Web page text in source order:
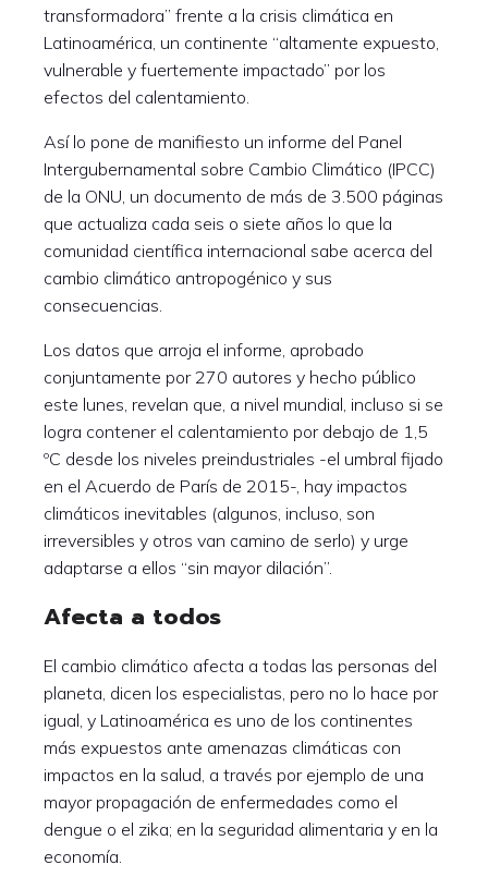
transformadora” frente a la crisis climática en
Latinoamérica, un continente “altamente expuesto,
vulnerable y fuertemente impactado” por los
efectos del calentamiento.
Así lo pone de manifiesto un informe del Panel
Intergubernamental sobre Cambio Climático (IPCC)
de la ONU, un documento de más de 3.500 páginas
que actualiza cada seis o siete años lo que la
comunidad científica internacional sabe acerca del
cambio climático antropogénico y sus
consecuencias.
Los datos que arroja el informe, aprobado
conjuntamente por 270 autores y hecho público
este lunes, revelan que, a nivel mundial, incluso si se
logra contener el calentamiento por debajo de 1,5
ºC desde los niveles preindustriales -el umbral fijado
en el Acuerdo de París de 2015-, hay impactos
climáticos inevitables (algunos, incluso, son
irreversibles y otros van camino de serlo) y urge
adaptarse a ellos “sin mayor dilación”.
Afecta a todos
El cambio climático afecta a todas las personas del
planeta, dicen los especialistas, pero no lo hace por
igual, y Latinoamérica es uno de los continentes
más expuestos ante amenazas climáticas con
impactos en la salud, a través por ejemplo de una
mayor propagación de enfermedades como el
dengue o el zika; en la seguridad alimentaria y en la
economía.